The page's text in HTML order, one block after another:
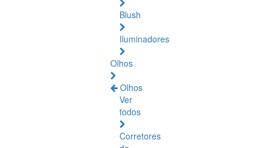
Blush
Iluminadores
Olhos
Olhos
Ver
todos
Corretores